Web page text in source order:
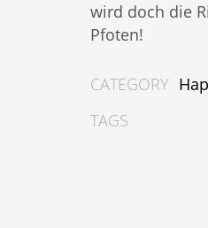
wird doch die
Pfoten!
CATEGORY
TAGS